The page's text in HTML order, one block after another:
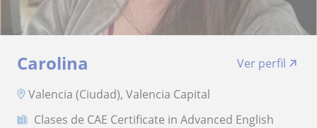
Carolina
Ver perfil
Valencia (Ciudad), Valencia Capital
Clases de CAE Certificate in Advanced English